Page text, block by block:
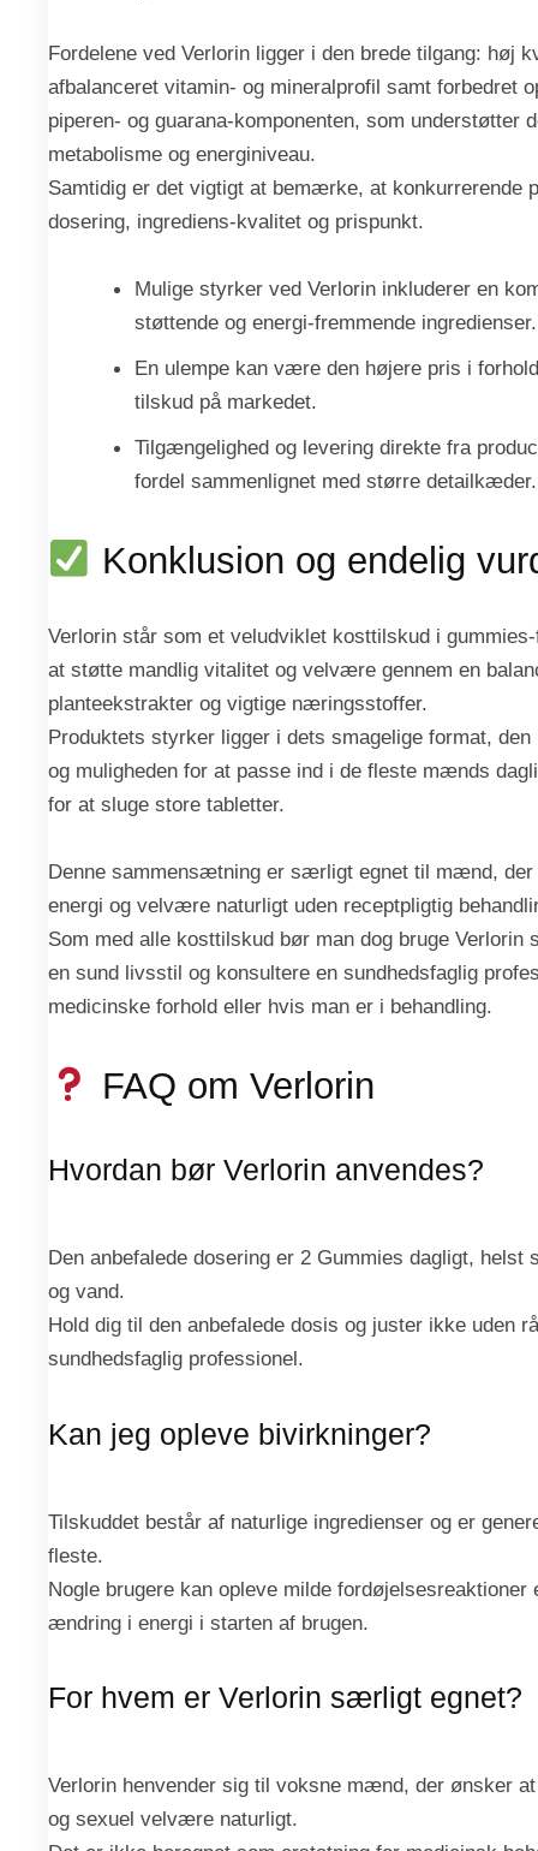
Fordelene ved Verlorin ligger i den brede tilgang: høj
afbalanceret vitamin- og mineralprofil samt forbedret
piperen- og guarana-komponenten, som understøtter
metabolisme og energiniveau.
Samtidig er det vigtigt at bemærke, at konkurrerende
dosering, ingrediens-kvalitet og prispunkt.
Mulige styrker ved Verlorin inkluderer en
støttende og energi-fremmende ingredienser.
En ulempe kan være den højere pris i
tilskud på markedet.
Tilgængelighed og levering direkte fra
fordel sammenlignet med større detailkæder.
Konklusion og endelig
Verlorin står som et veludviklet kosttilskud i
at støtte mandlig vitalitet og velvære gennem en
planteekstrakter og vigtige næringsstoffer.
Produktets styrker ligger i dets smagelige format,
og muligheden for at passe ind i de fleste mænds
for at sluge store tabletter.
Denne sammensætning er særligt egnet til mænd,
energi og velvære naturligt uden receptpligtig
Som med alle kosttilskud bør man dog bruge Verlorin
en sund livsstil og konsultere en sundhedsfaglig
medicinske forhold eller hvis man er i behandling.
FAQ om Verlorin
Hvordan bør Verlorin anvendes?
Den anbefalede dosering er 2 Gummies dagligt, helst
og vand.
Hold dig til den anbefalede dosis og juster ikke uden
sundhedsfaglig professionel.
Kan jeg opleve bivirkninger?
Tilskuddet består af naturlige ingredienser og er
fleste.
Nogle brugere kan opleve milde fordøjelsesreaktioner
ændring i energi i starten af brugen.
For hvem er Verlorin særligt egnet?
Verlorin henvender sig til voksne mænd, der ønsker
og sexuel velvære naturligt.